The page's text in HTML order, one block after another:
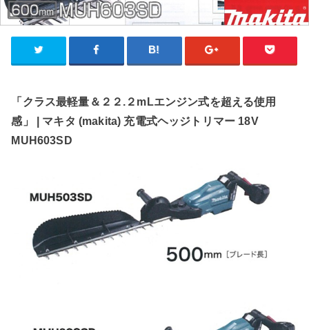
「クラス最軽量＆２２.２mLエンジン式を超える使用
感」 | マキタ (makita) 充電式ヘッジトリマー 18V
MUH603SD